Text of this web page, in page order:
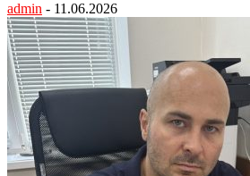
admin - 11.06.2026